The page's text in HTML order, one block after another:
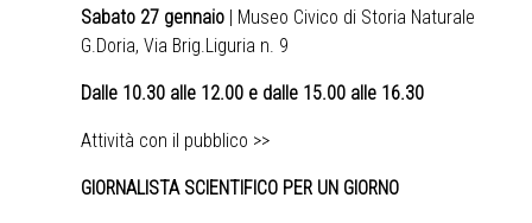
Sabato 27 gennaio | Museo Civico di Storia Naturale
G.Doria, Via Brig.Liguria n. 9
Dalle 10.30 alle 12.00 e dalle 15.00 alle 16.30
Attività con il pubblico >>
GIORNALISTA SCIENTIFICO PER UN GIORNO